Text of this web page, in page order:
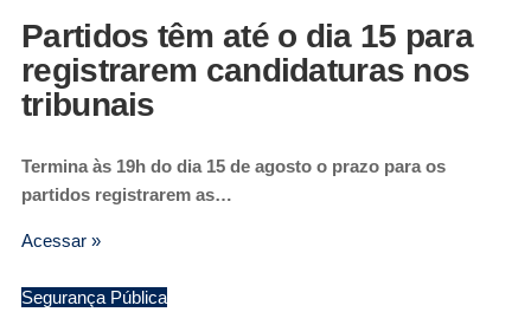
Partidos têm até o dia 15 para
registrarem candidaturas nos
tribunais
Termina às 19h do dia 15 de agosto o prazo para os
partidos registrarem as…
Acessar »
Segurança Pública